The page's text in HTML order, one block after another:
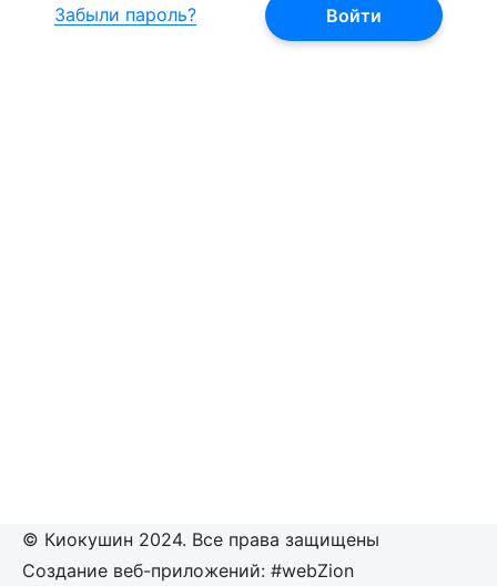
Забыли пароль?
© Киокушин 2024. Все права защищены
Создание веб-приложений: #webZion